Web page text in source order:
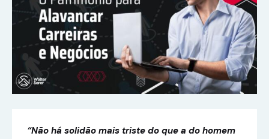
“Não há solidão mais triste do que a do homem